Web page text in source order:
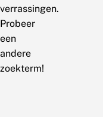
verrassingen.
Probeer
een
andere
zoekterm!